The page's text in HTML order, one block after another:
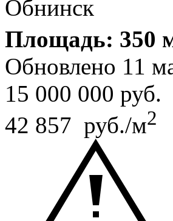
Обнинск
Площадь: 350
Обновлено 11
15 000 000 руб.
42 857 руб./м2